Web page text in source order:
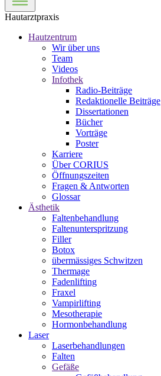
Hautarztpraxis
Hautzentrum
Wir über uns
Team
Videos
Infothek
Radio-Beiträge
Redaktionelle Beiträge
Dissertationen
Bücher
Vorträge
Poster
Karriere
Über CORIUS
Öffnungszeiten
Fragen & Antworten
Glossar
Ästhetik
Faltenbehandlung
Faltenunterspritzung
Filler
Botox
übermässiges Schwitzen
Thermage
Fadenlifting
Fraxel
Vampirlifting
Mesotherapie
Hormonbehandlung
Laser
Laserbehandlungen
Falten
Gefäße